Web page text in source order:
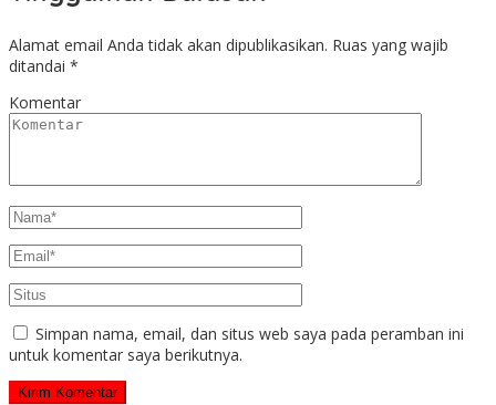
Alamat email Anda tidak akan dipublikasikan. Ruas yang wajib
ditandai *
Komentar
Simpan nama, email, dan situs web saya pada peramban ini
untuk komentar saya berikutnya.